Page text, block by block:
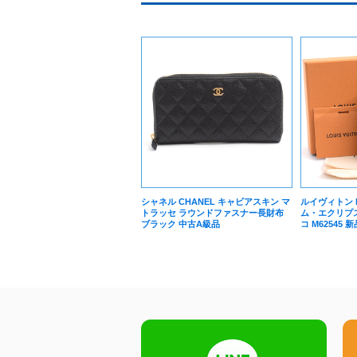
シャネル CHANEL キャビアスキン マ
トラッセ ラウンドファスナー長財布
ブラック 中古A級品
ルイヴィト
ム・エクリプ
コ M62545 新